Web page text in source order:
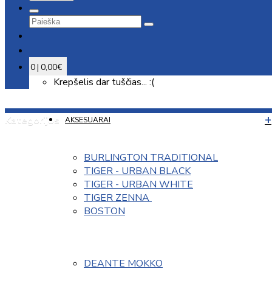
0 | 0,00€
Krepšelis dar tuščias... :(
Kategorijos AKSESUARAI
BURLINGTON TRADITIONAL
TIGER - URBAN BLACK
TIGER - URBAN WHITE
TIGER ZENNA
BOSTON
DEANTE MOKKO